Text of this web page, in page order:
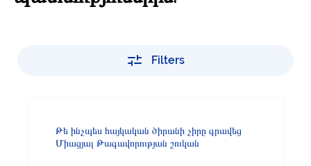
Filters
Թե ինչպես հայկական ծիրանի չիրը գրավեց
Միացյալ Թագավորության շուկան